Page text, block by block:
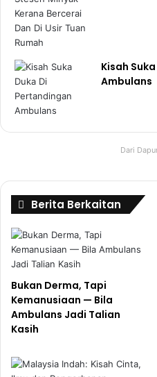
Kisah
Ambulans
Dari
Berita Berkaitan
Bukan Derma, Tapi
Kemanusiaan — Bila
Ambulans Jadi Talian
Kasih